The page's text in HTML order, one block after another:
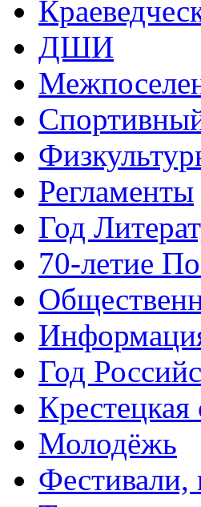
ДШИ
Регламенты
Год
70-летие
Год
Крестецкая
Молодёжь
Фестивали,